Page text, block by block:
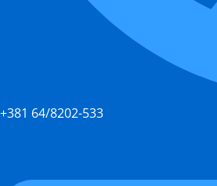
+381 64/8202-533